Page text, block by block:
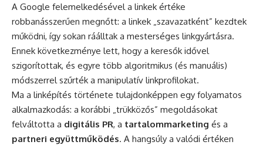
A Google felemelkedésével a linkek értéke
robbanásszerűen megnőtt: a linkek „szavazatként” kezdtek
működni, így sokan ráálltak a mesterséges linkgyártásra.
Ennek következménye lett, hogy a keresők idővel
szigorítottak, és egyre több algoritmikus (és manuális)
módszerrel szűrték a manipulatív linkprofilokat.
Ma a linképítés története tulajdonképpen egy folyamatos
alkalmazkodás: a korábbi „trükközős” megoldásokat
felváltotta a digitális PR, a tartalommarketing és a
partneri együttműködés. A hangsúly a valódi értéken